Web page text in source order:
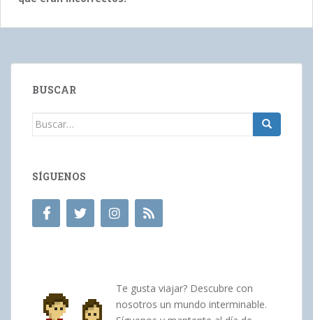
BUSCAR
Buscar:
SÍGUENOS
Te gusta viajar? Descubre con
nosotros un mundo interminable.